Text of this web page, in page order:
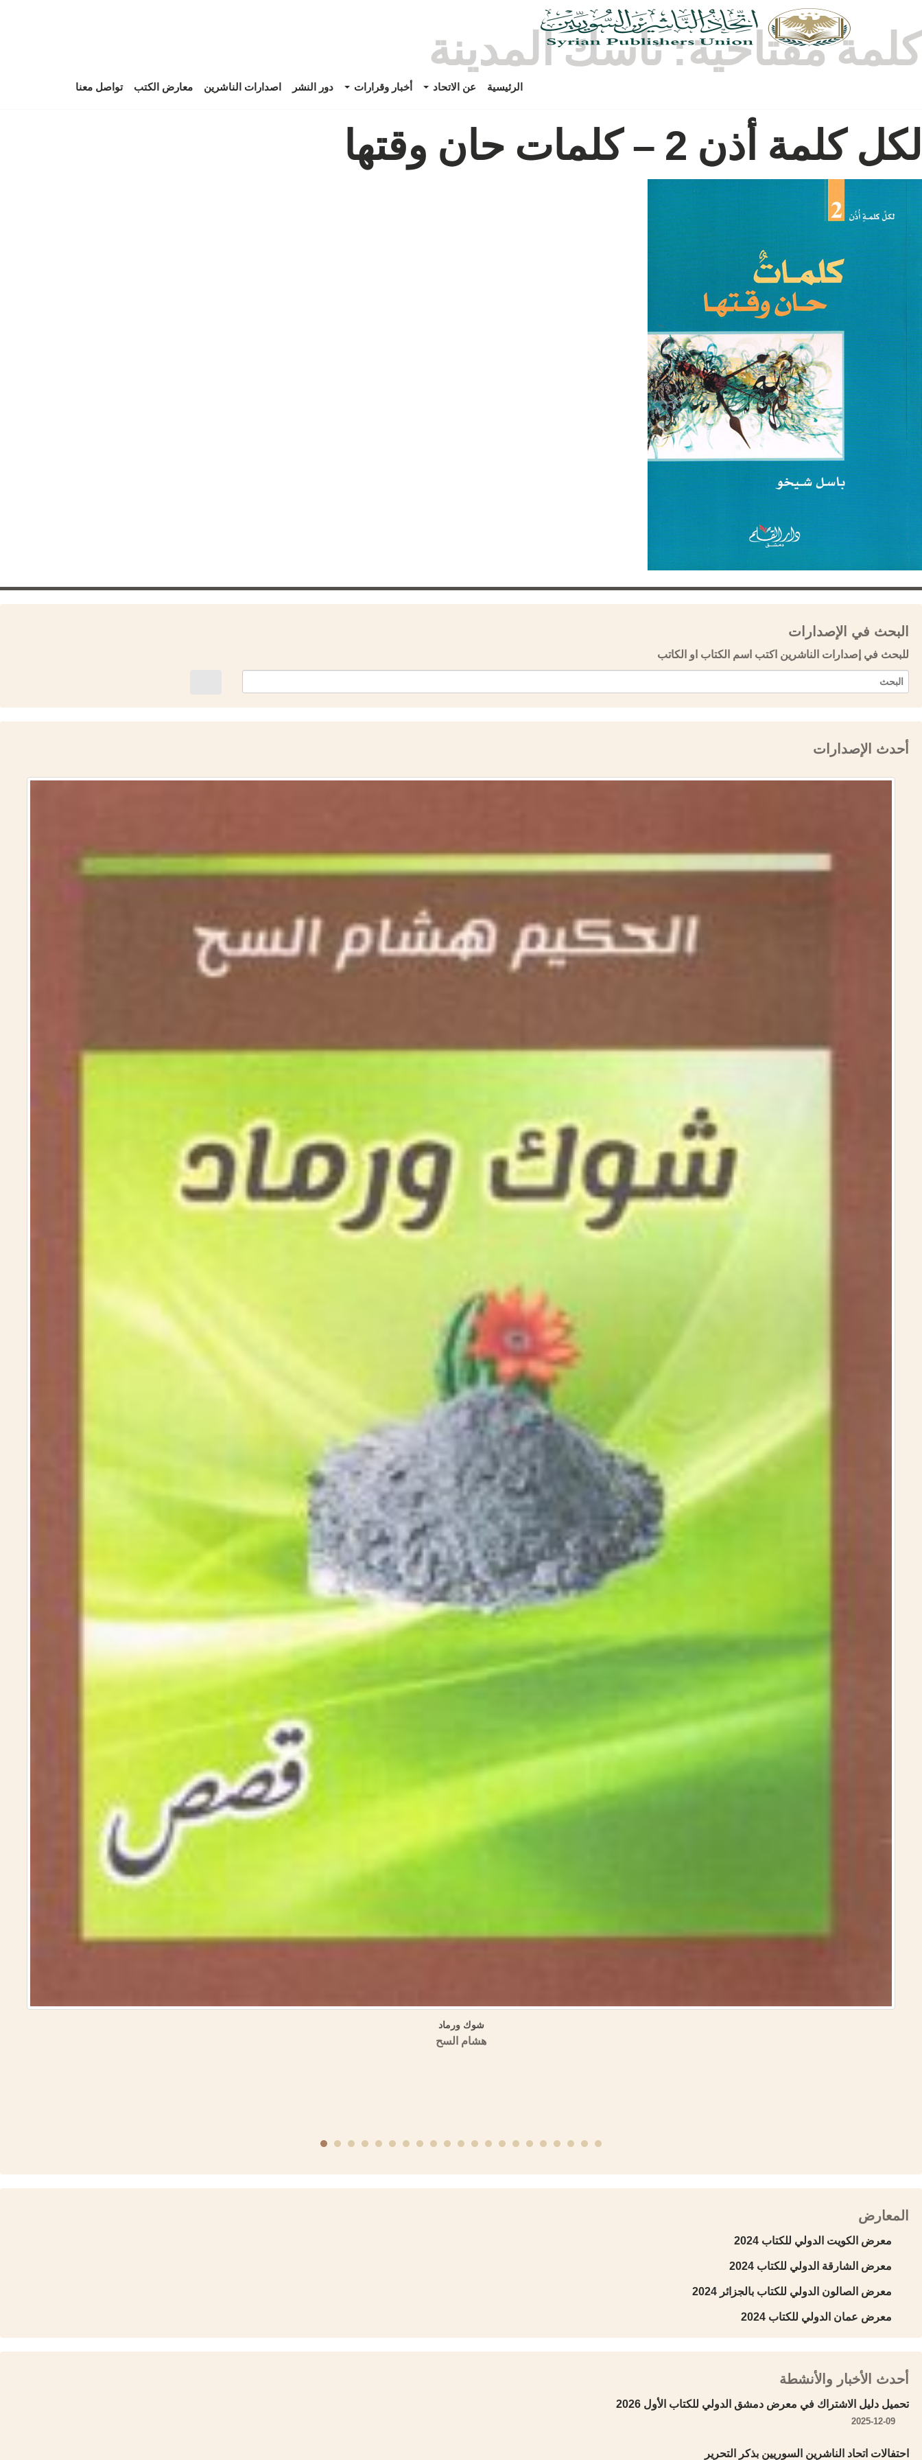
الرئيسية عن الاتحاد أخبار وقرارات دور النشر اصدارات الناشرين معارض الكتب تواصل معنا
كلمة مفتاحية:ناسك المدينة
لكل كلمة أذن 2 – كلمات حان وقتها
البحث في الإصدارات
للبحث في إصدارات الناشرين اكتب اسم الكتاب او الكاتب
أحدث الإصدارات
الدولة الأموية في المشرق والأندلس في الموسوعة العمرية (مسالك الأبصار في ممالك الأمصار)
منشورات الجمعية التاريخية السورية
المعارض
معرض الكويت الدولي للكتاب 2024
معرض الشارقة الدولي للكتاب 2024
معرض الصالون الدولي للكتاب بالجزائر 2024
معرض عمان الدولي للكتاب 2024
أحدث الأخبار والأنشطة
تحميل دليل الاشتراك في معرض دمشق الدولي للكتاب الأول 2026
2025-12-09
احتفالات اتحاد الناشرين السوريين بذكر التحرير